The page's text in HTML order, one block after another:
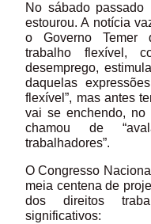
No sábado
estourou. A notícia
o Governo Temer
trabalho flexível,
desemprego,
daquelas
flexível”, mas antes
vai se enchendo, no
chamou de
trabalhadores”.
O Congresso
meia centena de
dos direitos
significativos: